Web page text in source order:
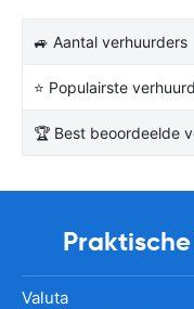
🚙 Aantal verhuurders
⭐ Populairste
🏆 Best beoordeelde
Valuta